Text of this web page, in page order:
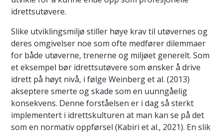
idrettsutøvere.
Slike utviklingsmiljø stiller høye krav til utøvernes og
deres omgivelser noe som ofte medfører dilemmaer
for både utøverne, trenerne og miljøet generelt. Som
et eksempel bør idrettsutøvere som ønsker å drive
idrett på høyt nivå, i følge Weinberg et al. (2013)
akseptere smerte og skade som en uunngåelig
konsekvens. Denne forståelsen er i dag så sterkt
implementert i idrettskulturen at man kan se på det
som en normativ oppførsel (Kabiri et al., 2021). En slik